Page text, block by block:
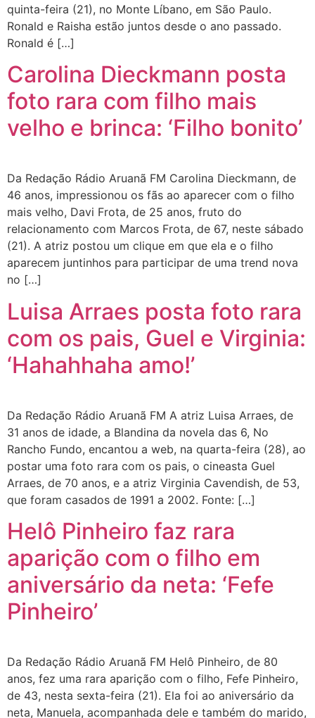
quinta-feira (21), no Monte Líbano, em São Paulo.
Ronald e Raisha estão juntos desde o ano passado.
Ronald é […]
Carolina Dieckmann posta
foto rara com filho mais
velho e brinca: ‘Filho bonito’
Da Redação Rádio Aruanã FM Carolina Dieckmann, de
46 anos, impressionou os fãs ao aparecer com o filho
mais velho, Davi Frota, de 25 anos, fruto do
relacionamento com Marcos Frota, de 67, neste sábado
(21). A atriz postou um clique em que ela e o filho
aparecem juntinhos para participar de uma trend nova
no […]
Luisa Arraes posta foto rara
com os pais, Guel e Virginia:
‘Hahahhaha amo!’
Da Redação Rádio Aruanã FM A atriz Luisa Arraes, de
31 anos de idade, a Blandina da novela das 6, No
Rancho Fundo, encantou a web, na quarta-feira (28), ao
postar uma foto rara com os pais, o cineasta Guel
Arraes, de 70 anos, e a atriz Virginia Cavendish, de 53,
que foram casados de 1991 a 2002. Fonte: […]
Helô Pinheiro faz rara
aparição com o filho em
aniversário da neta: ‘Fefe
Pinheiro’
Da Redação Rádio Aruanã FM Helô Pinheiro, de 80
anos, fez uma rara aparição com o filho, Fefe Pinheiro,
de 43, nesta sexta-feira (21). Ela foi ao aniversário da
neta, Manuela, acompanhada dele e também do marido,